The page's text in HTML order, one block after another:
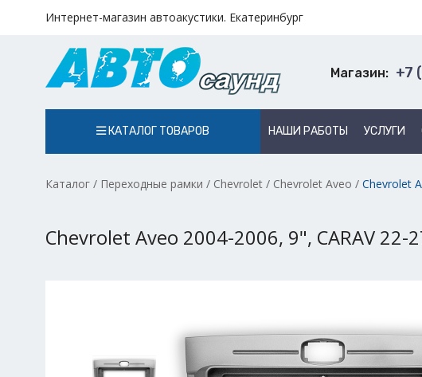
Интернет-магазин автоакустики. Екатеринбург
Магазин: +7
КАТАЛОГ ТОВАРОВ НАШИ РАБОТЫ УСЛУГИ
Каталог / Переходные рамки / Chevrolet / Chevrolet Aveo / Chevrolet
Chevrolet Aveo 2004-2006, 9", CARAV 22-